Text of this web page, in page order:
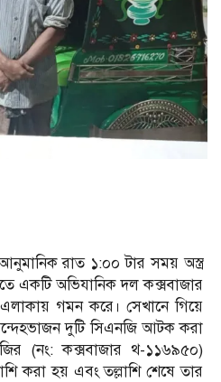
রাত ১:০০ টার সময় অস্ত্র
একটি অভিযানিক দল কক্সবাজার
গমন করে। সেখানে গিয়ে
দুটি সিএনজি আটক করা
(নং: কক্সবাজার থ-১১৬৯৫০)
করা হয় এবং তল্লাশি শেষে তার